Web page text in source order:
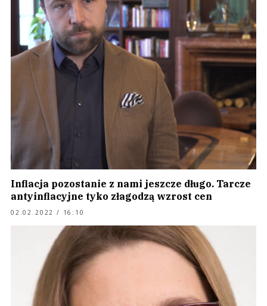
Inflacja pozostanie z nami jeszcze długo. Tarcze
antyinflacyjne tyko złagodzą wzrost cen
02.02.2022 / 16:10